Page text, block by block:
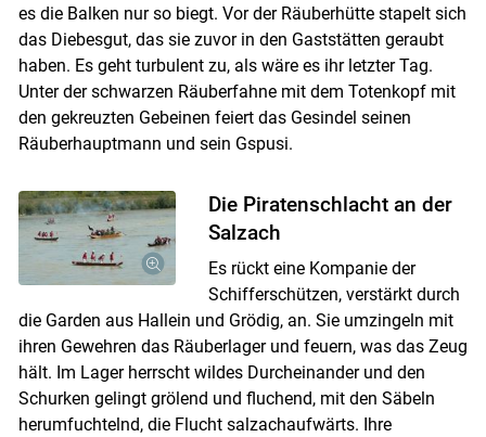
es die Balken nur so biegt. Vor der Räuberhütte stapelt sich
das Diebesgut, das sie zuvor in den Gaststätten geraubt
haben. Es geht turbulent zu, als wäre es ihr letzter Tag.
Unter der schwarzen Räuberfahne mit dem Totenkopf mit
den gekreuzten Gebeinen feiert das Gesindel seinen
Räuberhauptmann und sein Gspusi.
Die Piratenschlacht an der
Salzach
Es rückt eine Kompanie der
Schifferschützen, verstärkt durch
die Garden aus Hal­lein und Grödig, an. Sie umzingeln mit
ihren Gewehren das Räuberlager und feuern, was das Zeug
hält. Im Lager herrscht wildes Durcheinander und den
Schurken gelingt grölend und fluchend, mit den Säbeln
herumfuchtelnd, die Flucht salzach­aufwärts. Ihre